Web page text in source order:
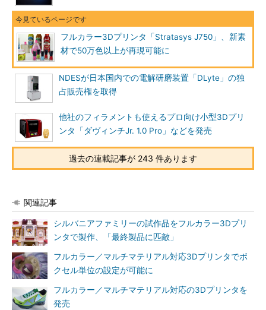
フルカラー3Dプリンタ「Stratasys J750」、新素
材で50万色以上が再現可能に
NDESが日本国内での電解研磨装置「DLyte」の独
占販売権を取得
他社のフィラメントも使えるプロ向け小型3Dプリ
ンタ「ダヴィンチJr. 1.0 Pro」などを発売
過去の連載記事が 243 件あります
関連記事
シルバニアファミリーの試作品をフルカラー3Dプリ
ンタで製作、「最終製品に匹敵」
フルカラー／マルチマテリアル対応3Dプリンタでボ
クセル単位の設定が可能に
フルカラー／マルチマテリアル対応の3Dプリンタを
発売